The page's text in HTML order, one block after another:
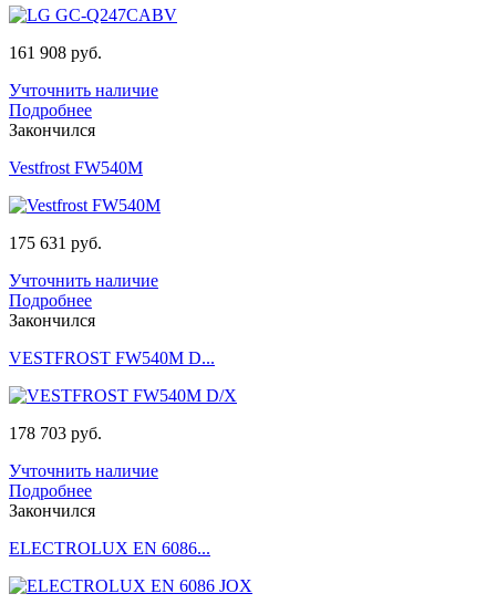
161 908 руб.
Учточнить наличие
Подробнее
Закончился
Vestfrost FW540M
175 631 руб.
Учточнить наличие
Подробнее
Закончился
VESTFROST FW540M D...
178 703 руб.
Учточнить наличие
Подробнее
Закончился
ELECTROLUX EN 6086...